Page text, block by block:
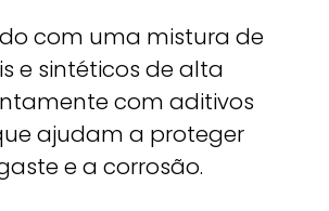
com uma mistura de
e sintéticos de alta
com aditivos
ajudam a proteger
e a corrosão.